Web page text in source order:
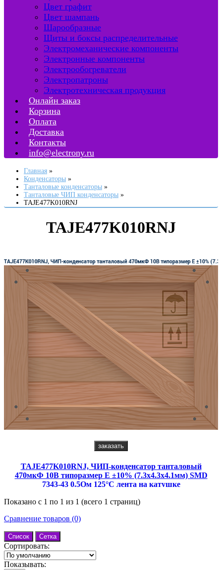
Цвет графит
Цвет шампань
Шарообразные
Щиты и боксы распределительные
Электромеханические компоненты
Электронные компоненты
Электрообогреватели
Электропатроны
Электротехническая продукция
Онлайн заказ
Корзина
Оплата
Доставка
Контакты
info@electrony.ru
Главная
Конденсаторы
Танталовые конденсаторы
Танталовые ЧИП конденсаторы
TAJE477K010RNJ
TAJE477K010RNJ
заказать
TAJE477K010RNJ, ЧИП-конденсатор танталовый
470мкФ 10В типоразмер E ±10% (7.3х4.3х4.1мм) SMD
7343-43 0.5Ом 125°С лента на катушке
Показано с 1 по 1 из 1 (всего 1 страниц)
Сравнение товаров (0)
Список Сетка
Сортировать:
Показывать: